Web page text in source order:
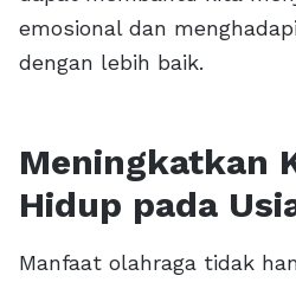
emosional dan
dengan lebih baik.
Meningkatkan
Hidup pada
Manfaat olahraga tidak